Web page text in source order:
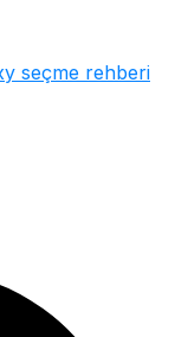
seçme rehberi